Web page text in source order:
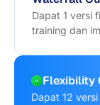
Dapat 1 versi
training dan
Flexibility
Dapat 12